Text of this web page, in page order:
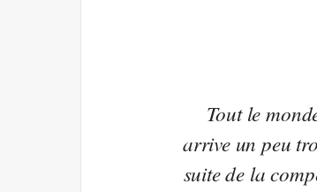
« Tout le
arrive un peu
suite de la